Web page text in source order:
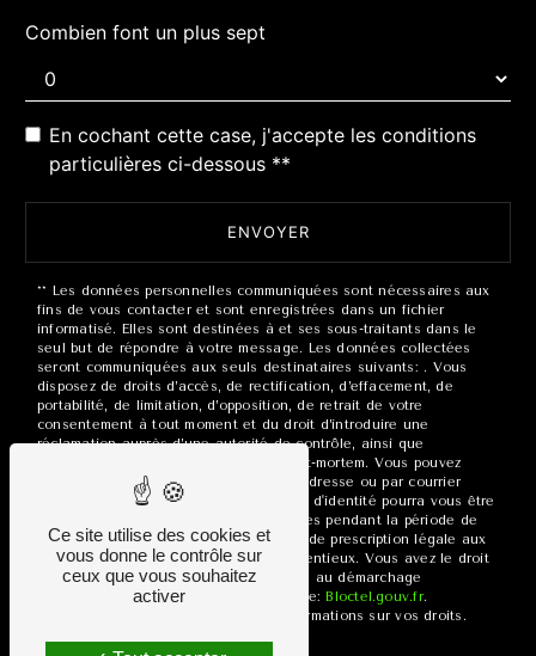
Combien font un plus sept
En cochant cette case, j'accepte les conditions
particulières ci-dessous **
ENVOYER
** Les données personnelles communiquées sont nécessaires aux
fins de vous contacter et sont enregistrées dans un fichier
informatisé. Elles sont destinées à et ses sous-traitants dans le
seul but de répondre à votre message. Les données collectées
seront communiquées aux seuls destinataires suivants: . Vous
disposez de droits d’accès, de rectification, d’effacement, de
portabilité, de limitation, d’opposition, de retrait de votre
consentement à tout moment et du droit d’introduire une
réclamation auprès d’une autorité de contrôle, ainsi que
d’organiser le sort de vos données post-mortem. Vous pouvez
exercer ces droits par voie postale à l'adresse ou par courrier
électronique à l'adresse . Un justificatif d'identité pourra vous être
demandé. Nous conservons vos données pendant la période de
prise de contact puis pendant la durée de prescription légale aux
fins probatoires et de gestion des contentieux. Vous avez le droit
de vous inscrire sur la liste d'opposition au démarchage
téléphonique, disponible à cette adresse: Bloctel.gouv.fr.
Consultez le site cnil.fr pour plus d’informations sur vos droits.
Ce site utilise des cookies et
vous donne le contrôle sur
ceux que vous souhaitez
activer